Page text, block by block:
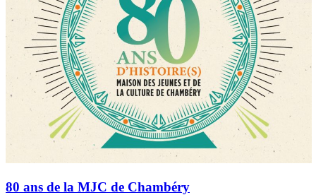
80 ans de la MJC de Chambéry